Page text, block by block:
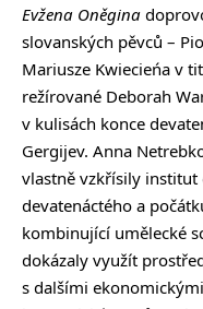
Evžena Oněgina
slovanských pěvců –
Mariusze Kwiecieńa v
režírované Deborah
v kulisách konce
Gergijev. Anna
vlastně vzkřísily
devatenáctého a
kombinující umělecké
dokázaly využít
s dalšími